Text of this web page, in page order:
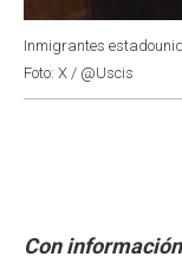
Inmigrantes
Foto: X / @Uscis
Con